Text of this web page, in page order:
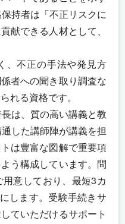
持者は「不正リスクに
献できる人材として、
、不正の手法や発見方
者への聞き取り調査な
れる資格です。
は、質の高い講義と教
した講師陣が講義を担
は豊富な図解で重要項
う構成しています。問
意しており、最短3カ
します。受験手続きサ
ていただけるサポート